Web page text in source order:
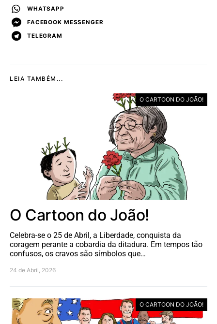
WHATSAPP
FACEBOOK MESSENGER
TELEGRAM
LEIA TAMBÉM...
O CARTOON DO JOÃO!
O Cartoon do João!
Celebra-se o 25 de Abril, a Liberdade, conquista da
coragem perante a cobardia da ditadura. Em tempos tão
confusos, os cravos são símbolos que…
24 de Abril, 2026
O CARTOON DO JOÃO!